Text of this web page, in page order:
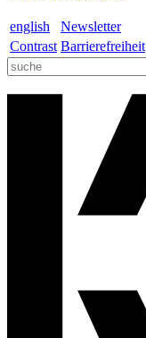
english
Newsletter
Contrast Barrierefreiheit